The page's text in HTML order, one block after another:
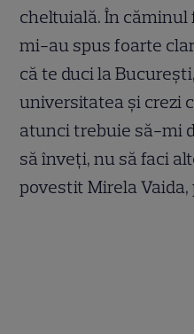
cheltuială. În
mi-au spus foarte
că te duci la
universitatea și crezi
atunci trebuie să-mi
să înveți, nu să faci
povestit Mirela